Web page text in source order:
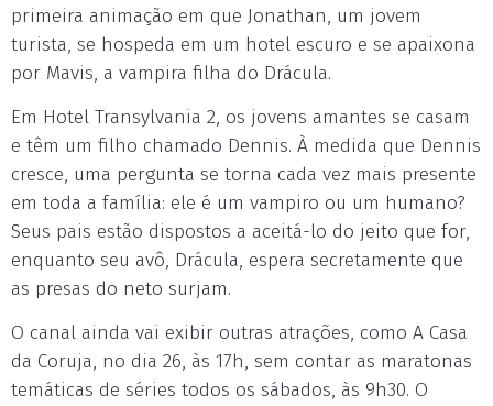
primeira animação em que Jonathan, um jovem
turista, se hospeda em um hotel escuro e se apaixona
por Mavis, a vampira filha do Drácula.
Em Hotel Transylvania 2, os jovens amantes se casam
e têm um filho chamado Dennis. À medida que Dennis
cresce, uma pergunta se torna cada vez mais presente
em toda a família: ele é um vampiro ou um humano?
Seus pais estão dispostos a aceitá-lo do jeito que for,
enquanto seu avô, Drácula, espera secretamente que
as presas do neto surjam.
O canal ainda vai exibir outras atrações, como A Casa
da Coruja, no dia 26, às 17h, sem contar as maratonas
temáticas de séries todos os sábados, às 9h30. O